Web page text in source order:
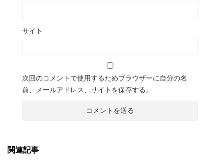
サイト
次回のコメントで使用するためブラウザーに自分の名
前、メールアドレス、サイトを保存する。
関連記事